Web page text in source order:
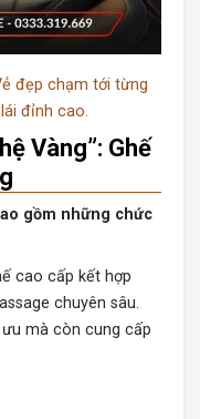
đẹp chạm tới từng
đỉnh cao.
Vàng”: Ghế
gồm những chức
cao cấp kết hợp
chuyên sâu.
mà còn cung cấp